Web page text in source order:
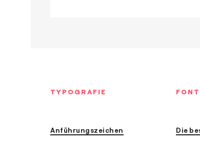
TYPOGRAFIE
Anführungszeichen Die